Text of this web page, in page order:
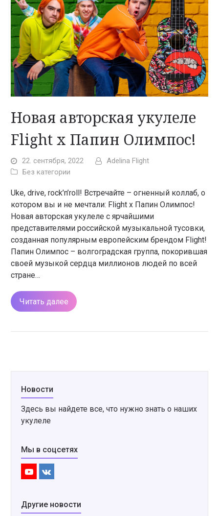
Новая авторская укулеле
Flight x Папин Олимпос!
22. сентября, 2022
Adelina Flight
Без категории
Uke, drive, rock’n’roll! Встречайте – огненный коллаб, о
котором вы и не мечтали: Flight x Папин Олимпос!
Новая авторская укулеле с ярчайшими
представителями российской музыкальной тусовки,
созданная популярным европейским брендом Flight!
Папин Олимпос – волгоградская группа, покорившая
своей музыкой сердца миллионов людей по всей
стране…
Читать далее
Новости
Здесь вы найдете все, что нужно знать о наших
укулеле
Мы в соцсетях
Youtube
VK
Другие новости